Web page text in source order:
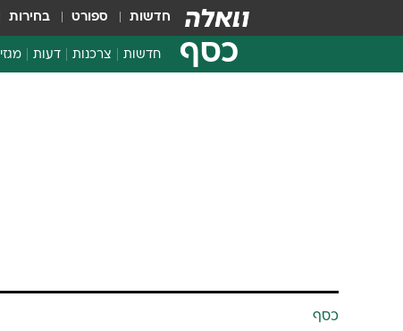
חדשות ספורט בחירות
כסף חדשות צרכנות דעות מגזין
כסף